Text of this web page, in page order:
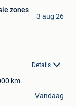
zones
3 aug 26
Details
km
Vandaag